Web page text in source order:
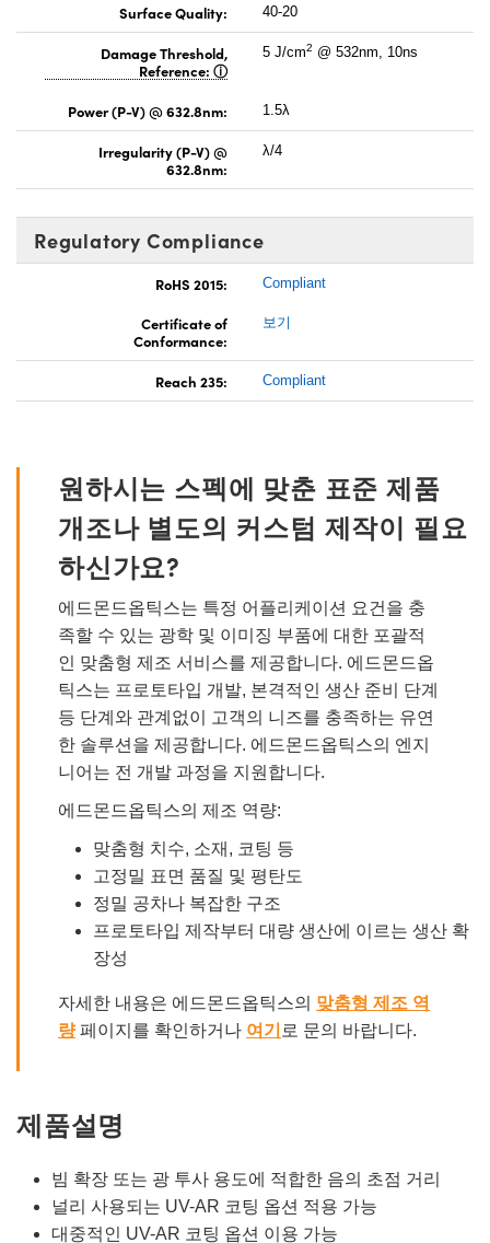
Surface Quality: 40-20
Damage Threshold,
Reference:
5 J/cm2 @ 532nm, 10ns
Power (P-V) @ 632.8nm: 1.5λ
Irregularity (P-V) @
632.8nm:
λ/4
Regulatory Compliance
RoHS 2015: Compliant
Certificate of
Conformance:
보기
Reach 235: Compliant
원하시는 스펙에 맞춘 표준 제품
개조나 별도의 커스텀 제작이 필요
하신가요?
에드몬드옵틱스는 특정 어플리케이션 요건을 충
족할 수 있는 광학 및 이미징 부품에 대한 포괄적
인 맞춤형 제조 서비스를 제공합니다. 에드몬드옵
틱스는 프로토타입 개발, 본격적인 생산 준비 단계
등 단계와 관계없이 고객의 니즈를 충족하는 유연
한 솔루션을 제공합니다. 에드몬드옵틱스의 엔지
니어는 전 개발 과정을 지원합니다.
에드몬드옵틱스의 제조 역량:
맞춤형 치수, 소재, 코팅 등
고정밀 표면 품질 및 평탄도
정밀 공차나 복잡한 구조
프로토타입 제작부터 대량 생산에 이르는 생산 확
장성
자세한 내용은 에드몬드옵틱스의 맞춤형 제조 역
량페이지를 확인하거나 여기 로 문의 바랍니다.
제품설명
빔 확장 또는 광 투사 용도에 적합한 음의 초점 거리
널리 사용되는 UV-AR 코팅 옵션 적용 가능
대중적인 UV-AR 코팅 옵션 이용 가능